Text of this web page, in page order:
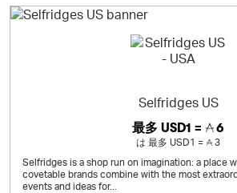
Selfridges US
最多 USD1 = 6
は 最多 USD1 =
3
Selfridges is a shop run on imagination: a place
covetable brands combine with the most
events and ideas for...